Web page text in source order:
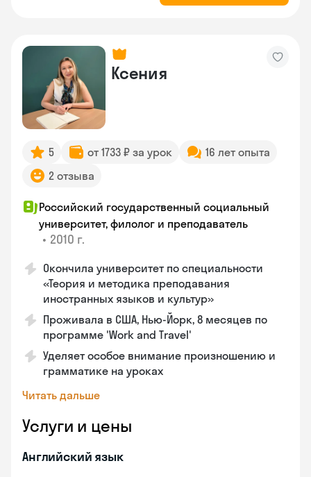
Ксения
5 от 1733 ₽ за урок
16 лет опыта
2 отзыва
Российский государственный социальный
университет, филолог и преподаватель
• 2010 г.
Окончила университет по специальности
«Теория и методика преподавания
иностранных языков и культур»
Проживала в США, Нью-Йорк, 8 месяцев по
программе 'Work and Travel'
Уделяет особое внимание произношению и
грамматике на уроках
Читать дальше
Услуги и цены
Английский язык